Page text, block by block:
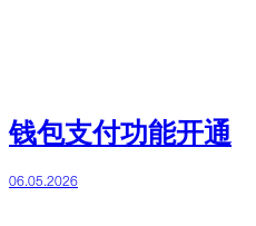
钱包支付功能开通
06.05.2026